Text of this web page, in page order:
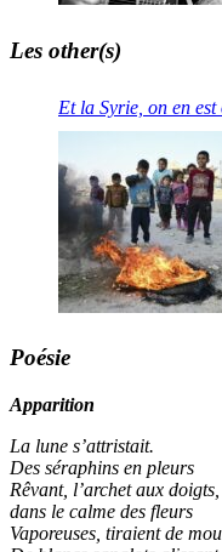
Les other(s)
Et la Syrie, on en est
Poésie
Apparition
La lune s’attristait.
Des séraphins en pleurs
Rêvant, l’archet aux doigts,
dans le calme des fleurs
Vaporeuses, tiraient de